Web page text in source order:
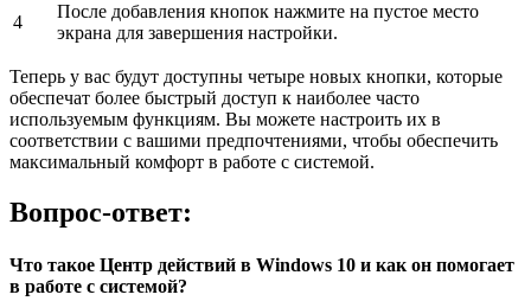
4
После добавления кнопок нажмите на пустое место
экрана для завершения настройки.
Теперь у вас будут доступны четыре новых кнопки, которые
обеспечат более быстрый доступ к наиболее часто
используемым функциям. Вы можете настроить их в
соответствии с вашими предпочтениями, чтобы обеспечить
максимальный комфорт в работе с системой.
Вопрос-ответ:
Что такое Центр действий в Windows 10 и как он помогает
в работе с системой?